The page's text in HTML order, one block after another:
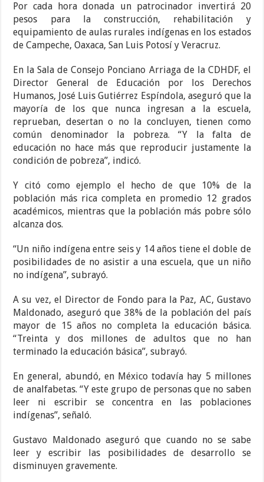
Por cada hora donada un patrocinador invertirá 20
pesos para la construcción, rehabilitación y
equipamiento de aulas rurales indígenas en los estados
de Campeche, Oaxaca, San Luis Potosí y Veracruz.
En la Sala de Consejo Ponciano Arriaga de la CDHDF, el
Director General de Educación por los Derechos
Humanos, José Luis Gutiérrez Espíndola, aseguró que la
mayoría de los que nunca ingresan a la escuela,
reprueban, desertan o no la concluyen, tienen como
común denominador la pobreza. “Y la falta de
educación no hace más que reproducir justamente la
condición de pobreza”, indicó.
Y citó como ejemplo el hecho de que 10% de la
población más rica completa en promedio 12 grados
académicos, mientras que la población más pobre sólo
alcanza dos.
“Un niño indígena entre seis y 14 años tiene el doble de
posibilidades de no asistir a una escuela, que un niño
no indígena”, subrayó.
A su vez, el Director de Fondo para la Paz, AC, Gustavo
Maldonado, aseguró que 38% de la población del país
mayor de 15 años no completa la educación básica.
“Treinta y dos millones de adultos que no han
terminado la educación básica”, subrayó.
En general, abundó, en México todavía hay 5 millones
de analfabetas. “Y este grupo de personas que no saben
leer ni escribir se concentra en las poblaciones
indígenas”, señaló.
Gustavo Maldonado aseguró que cuando no se sabe
leer y escribir las posibilidades de desarrollo se
disminuyen gravemente.